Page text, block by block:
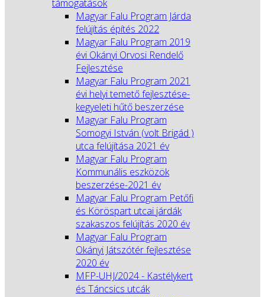
támogatások
Magyar Falu Program Járda
felújítás építés 2022
Magyar Falu Program 2019
évi Okányi Orvosi Rendelő
Fejlesztése
Magyar Falu Program 2021
évi helyi temető fejlesztése-
kegyeleti hűtő beszerzése
Magyar Falu Program
Somogyi István (volt Brigád )
utca felújítása 2021 év
Magyar Falu Program
Kommunális eszközök
beszerzése-2021 év
Magyar Falu Program Petőfi
és Köröspart utcai járdák
szakaszos felújítás 2020 év
Magyar Falu Program
Okányi Játszótér fejlesztése
2020 év
MFP-UHJ/2024 - Kastélykert
és Táncsics utcák